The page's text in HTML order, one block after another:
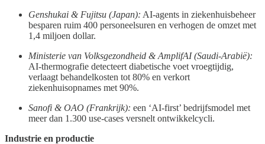
Genshukai & Fujitsu (Japan): AI-agents in ziekenhuisbeheer
besparen ruim 400 personeelsuren en verhogen de omzet met
1,4 miljoen dollar.
Ministerie van Volksgezondheid & AmplifAI (Saudi-Arabië):
AI-thermografie detecteert diabetische voet vroegtijdig,
verlaagt behandelkosten tot 80% en verkort
ziekenhuisopnames met 90%.
Sanofi & OAO (Frankrijk): een ‘AI-first’ bedrijfsmodel met
meer dan 1.300 use-cases versnelt ontwikkelcycli.
Industrie en productie